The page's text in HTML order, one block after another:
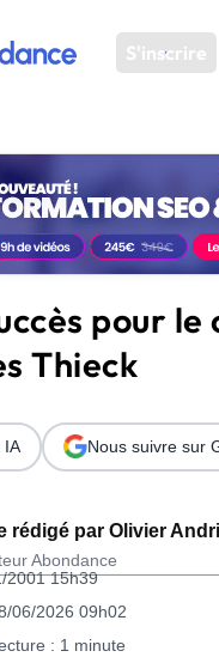
S'inscrire
pour le
Thieck
rédigé par Olivier
Abondance
2001 15h39
06/2026 09h02
: 1 minute
IA Nous suivre sur